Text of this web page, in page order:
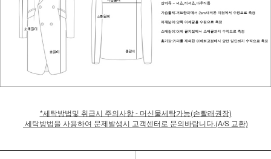
*세탁방법및 취급시 주의사항 - 머신물세탁가능(손빨래권장)
세탁방법을 사용하여 문제발생시 고객센터로 문의바랍니다.(A/S 교환)